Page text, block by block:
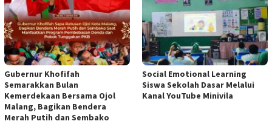
Gubernur Khofifah
Semarakkan Bulan
Kemerdekaan Bersama Ojol
Malang, Bagikan Bendera
Merah Putih dan Sembako
Social Emotional Learning
Siswa Sekolah Dasar Melalui
Kanal YouTube Minivila